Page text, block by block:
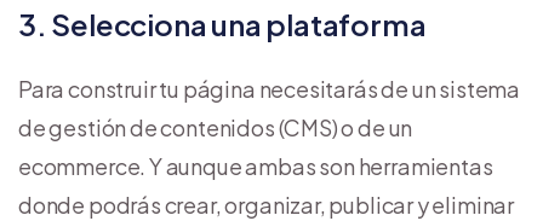
3. Selecciona una plataforma
Para construir tu página necesitarás de un sistema
de gestión de contenidos (CMS) o de un
ecommerce. Y aunque ambas son herramientas
donde podrás crear, organizar, publicar y eliminar